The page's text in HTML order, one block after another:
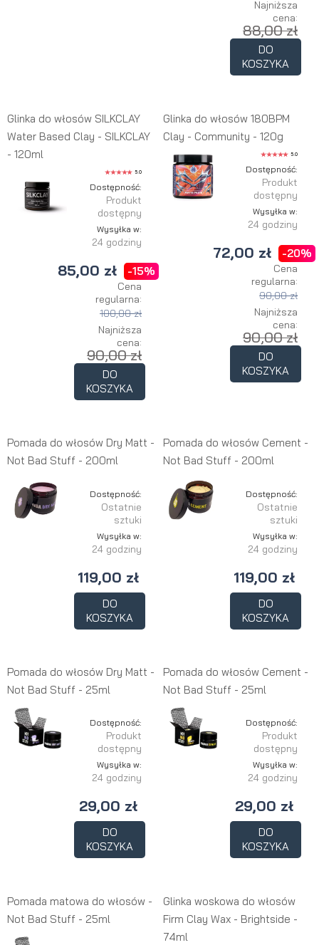
Najniższa
cena:
88,00 zł
DO
KOSZYKA
Glinka do włosów SILKCLAY
Water Based Clay - SILKCLAY
- 120ml
5.0
Dostępność:
Produkt
dostępny
Wysyłka w:
24 godziny
85,00 zł -15%
Cena
regularna:
100,00 zł
Najniższa
cena:
90,00 zł
DO
KOSZYKA
Glinka do włosów 180BPM
Clay - Community - 120g
5.0
Dostępność:
Produkt
dostępny
Wysyłka w:
24 godziny
72,00 zł -20%
Cena
regularna:
90,00 zł
Najniższa
cena:
90,00 zł
DO
KOSZYKA
Pomada do włosów Dry Matt -
Not Bad Stuff - 200ml
Dostępność:
Ostatnie
sztuki
Wysyłka w:
24 godziny
119,00 zł
DO
KOSZYKA
Pomada do włosów Cement -
Not Bad Stuff - 200ml
Dostępność:
Ostatnie
sztuki
Wysyłka w:
24 godziny
119,00 zł
DO
KOSZYKA
Pomada do włosów Dry Matt -
Not Bad Stuff - 25ml
Dostępność:
Produkt
dostępny
Wysyłka w:
24 godziny
29,00 zł
DO
KOSZYKA
Pomada do włosów Cement -
Not Bad Stuff - 25ml
Dostępność:
Produkt
dostępny
Wysyłka w:
24 godziny
29,00 zł
DO
KOSZYKA
Pomada matowa do włosów -
Not Bad Stuff - 25ml
Glinka woskowa do włosów
Firm Clay Wax - Brightside -
74ml